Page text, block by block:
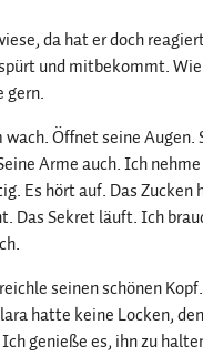
da hat er doch
und mitbekommt.
gern.
Öffnet seine Augen.
Arme auch. Ich
Es hört auf. Das Zucken
Das Sekret läuft. Ich
seinen schönen
hatte keine Locken,
genieße es, ihn zu